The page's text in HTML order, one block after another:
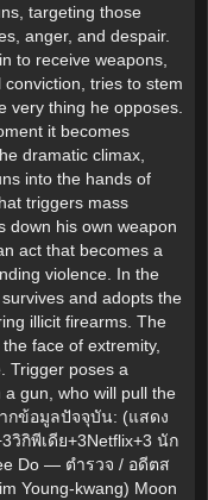
targeting those
anger, and despair.
to receive weapons,
tries to stem
very thing he opposes.
it becomes
dramatic climax,
into the hands of
triggers mass
down his own weapon
act that becomes a
violence. In the
and adopts the
illicit firearms. The
face of extremity,
Trigger poses a
gun, who will pull the
กข้อมูลปัจจุบัน: (แสดง
วิกิพีเดีย+3Netflix+3 นัก
Do — ตำรวจ / อดีตส
Young-kwang) Moon